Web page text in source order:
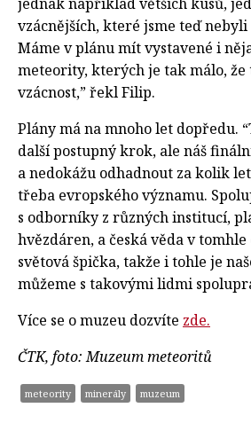
vzácnějších, které jsme teď
Máme v plánu mít vystavené i
meteority, kterých je tak málo, že
vzácnost,” řekl Filip.
Plány má na mnoho let dopředu.
další postupný krok, ale náš
a nedokážu odhadnout za kolik
třeba evropského významu.
s odborníky z různých institucí,
hvězdáren, a česká věda v
světová špička, takže i tohle je
můžeme s takovými lidmi
Více se o muzeu dozvíte zde.
ČTK, foto: Muzeum meteoritů
meteority minerály muzeum